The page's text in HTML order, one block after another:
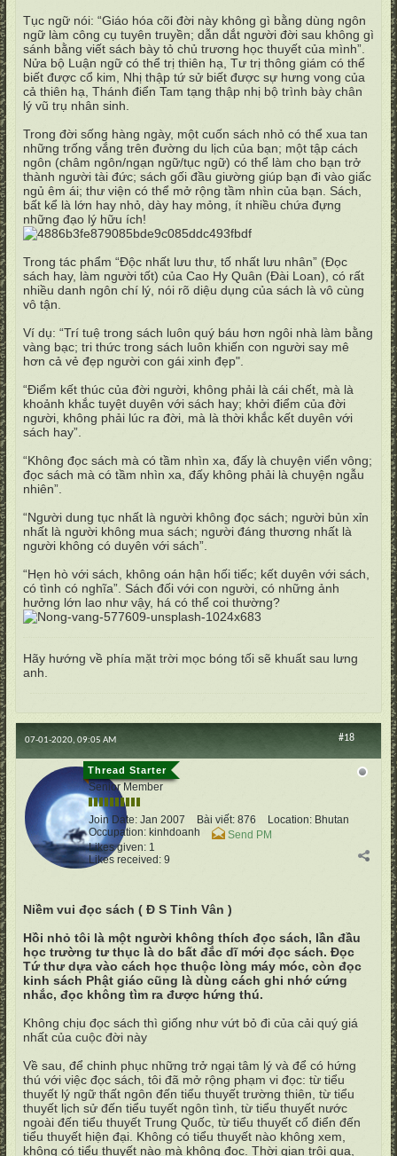
Tục ngữ nói: “Giáo hóa cõi đời này không gì bằng dùng ngôn
ngữ làm công cụ tuyên truyền; dẫn dắt người đời sau không gì
sánh bằng viết sách bày tỏ chủ trương học thuyết của mình”.
Nửa bộ Luận ngữ có thể trị thiên hạ, Tư trị thông giám có thể
biết được cổ kim, Nhị thập tứ sử biết được sự hưng vong của
cả thiên hạ, Thánh điển Tam tạng thập nhị bộ trình bày chân
lý vũ trụ nhân sinh.
Trong đời sống hàng ngày, một cuốn sách nhỏ có thể xua tan
những trống vắng trên đường du lịch của bạn; một tập cách
ngôn (châm ngôn/ngạn ngữ/tục ngữ) có thể làm cho bạn trở
thành người tài đức; sách gối đầu giường giúp bạn đi vào giấc
ngủ êm ái; thư viện có thể mở rộng tầm nhìn của bạn. Sách,
bất kể là lớn hay nhỏ, dày hay mỏng, ít nhiều chứa đựng
những đạo lý hữu ích!
Trong tác phẩm “Độc nhất lưu thư, tố nhất lưu nhân” (Đọc
sách hay, làm người tốt) của Cao Hy Quân (Đài Loan), có rất
nhiều danh ngôn chí lý, nói rõ diệu dụng của sách là vô cùng
vô tận.
Ví dụ: “Trí tuệ trong sách luôn quý báu hơn ngôi nhà làm bằng
vàng bạc; tri thức trong sách luôn khiến con người say mê
hơn cả vẻ đẹp người con gái xinh đẹp".
“Điểm kết thúc của đời người, không phải là cái chết, mà là
khoảnh khắc tuyệt duyên với sách hay; khởi điểm của đời
người, không phải lúc ra đời, mà là thời khắc kết duyên với
sách hay”.
“Không đọc sách mà có tầm nhìn xa, đấy là chuyện viển vông;
đọc sách mà có tầm nhìn xa, đấy không phải là chuyện ngẫu
nhiên”.
“Người dung tục nhất là người không đọc sách; người bủn xỉn
nhất là người không mua sách; người đáng thương nhất là
người không có duyên với sách”.
“Hẹn hò với sách, không oán hận hối tiếc; kết duyên với sách,
có tình có nghĩa”. Sách đối với con người, có những ảnh
hưởng lớn lao như vậy, há có thể coi thường?
Hãy hướng về phía mặt trời mọc bóng tối sẽ khuất sau lưng
anh.
#18
07-01-2020, 09:05 AM
vertumnus
Senior Member
Join Date: Jan 2007 Bài viết: 876 Location: Bhutan
Occupation: kinhdoanh
Send PM
Likes given: 1
Likes received: 9
Niềm vui đọc sách ( Đ S Tinh Vân )
Hồi nhỏ tôi là một người không thích đọc sách, lần đầu
học trường tư thục là do bất đắc dĩ mới đọc sách. Đọc
Tứ thư dựa vào cách học thuộc lòng máy móc, còn đọc
kinh sách Phật giáo cũng là dùng cách ghi nhớ cứng
nhắc, đọc không tìm ra được hứng thú.
Không chịu đọc sách thì giống như vứt bỏ đi của cải quý giá
nhất của cuộc đời này
Về sau, để chinh phục những trở ngại tâm lý và để có hứng
thú với việc đọc sách, tôi đã mở rộng phạm vi đọc: từ tiểu
thuyết lý ngữ thất ngôn đến tiểu thuyết trường thiên, từ tiểu
thuyết lịch sử đến tiểu tuyết ngôn tình, từ tiểu thuyết nước
ngoài đến tiểu thuyết Trung Quốc, từ tiểu thuyết cổ điển đến
tiểu thuyết hiện đại. Không có tiểu thuyết nào không xem,
không có tiểu thuyết nào mà không đọc. Thời gian trôi qua,